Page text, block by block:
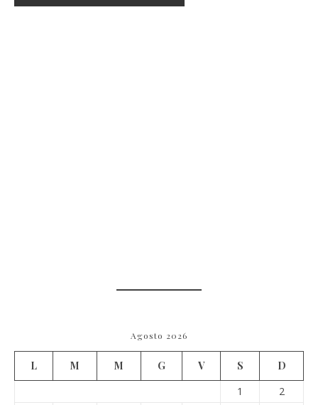
Agosto 2026
L M M G V S
D
1
2